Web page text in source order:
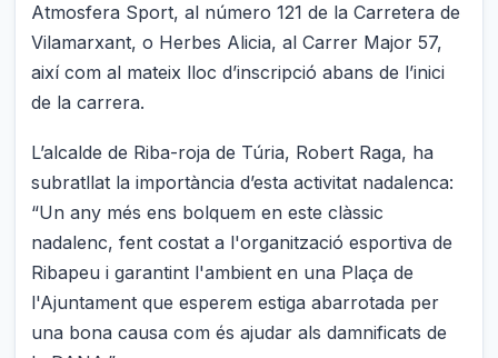
Atmosfera Sport, al número 121 de la Carretera de
Vilamarxant, o Herbes Alicia, al Carrer Major 57,
així com al mateix lloc d’inscripció abans de l’inici
de la carrera.
L’alcalde de Riba-roja de Túria, Robert Raga, ha
subratllat la importància d’esta activitat nadalenca:
“Un any més ens bolquem en este clàssic
nadalenc, fent costat a l'organització esportiva de
Ribapeu i garantint l'ambient en una Plaça de
l'Ajuntament que esperem estiga abarrotada per
una bona causa com és ajudar als damnificats de